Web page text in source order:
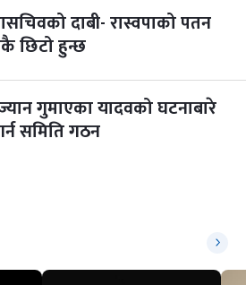
दाबी- रास्वपाको पतन
छिटो हुन्छ
गुमाएका यादवको घटनाबारे
समिति गठन